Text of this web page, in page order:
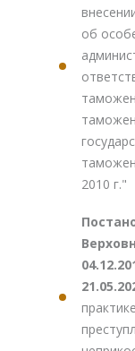
об
2010 г."